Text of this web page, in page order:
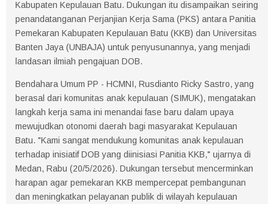
Kabupaten Kepulauan Batu. Dukungan itu disampaikan seiring
penandatanganan Perjanjian Kerja Sama (PKS) antara Panitia
Pemekaran Kabupaten Kepulauan Batu (KKB) dan Universitas
Banten Jaya (UNBAJA) untuk penyusunannya, yang menjadi
landasan ilmiah pengajuan DOB.
Bendahara Umum PP - HCMNI, Rusdianto Ricky Sastro, yang
berasal dari komunitas anak kepulauan (SIMUK), mengatakan
langkah kerja sama ini menandai fase baru dalam upaya
mewujudkan otonomi daerah bagi masyarakat Kepulauan
Batu. "Kami sangat mendukung komunitas anak kepulauan
terhadap inisiatif DOB yang diinisiasi Panitia KKB," ujarnya di
Medan, Rabu (20/5/2026). Dukungan tersebut mencerminkan
harapan agar pemekaran KKB mempercepat pembangunan
dan meningkatkan pelayanan publik di wilayah kepulauan